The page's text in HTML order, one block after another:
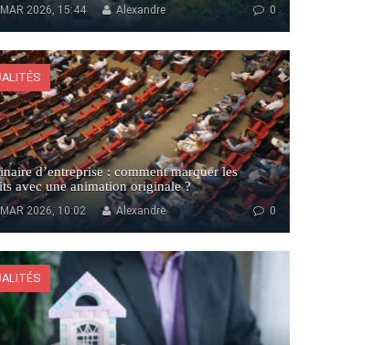
2026, 15:44 0
Alexandre
d’entreprise : comment marquer les
avec une animation originale ?
2026, 10:02 0
Alexandre